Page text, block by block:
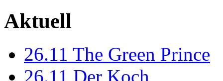
Aktuell
26.11 The Green Prince
26.11 Der Koch